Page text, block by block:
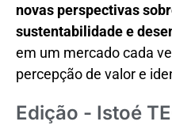
novas perspectivas
sustentabilidade e
em um mercado cada
percepção de valor e
Edição - Istoé